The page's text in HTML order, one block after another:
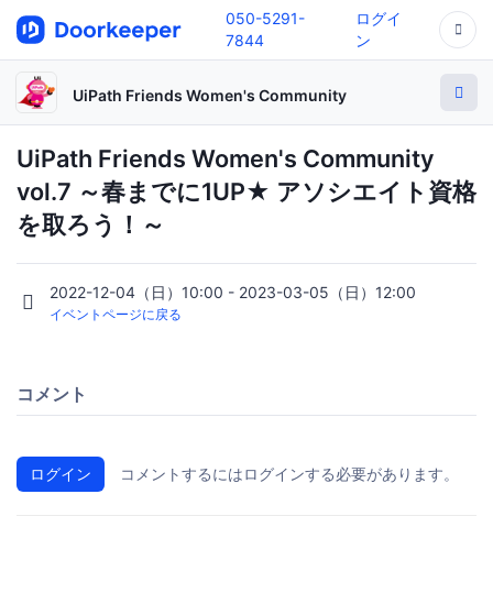
050-5291-
7844
ログイ
ン
UiPath Friends Women's Community
UiPath Friends Women's Community
vol.7 ～春までに1UP★ アソシエイト資格
を取ろう！～
2022-12-04（日）10:00 - 2023-03-05（日）12:00
イベントページに戻る
コメント
ログイン コメントするにはログインする必要があります。